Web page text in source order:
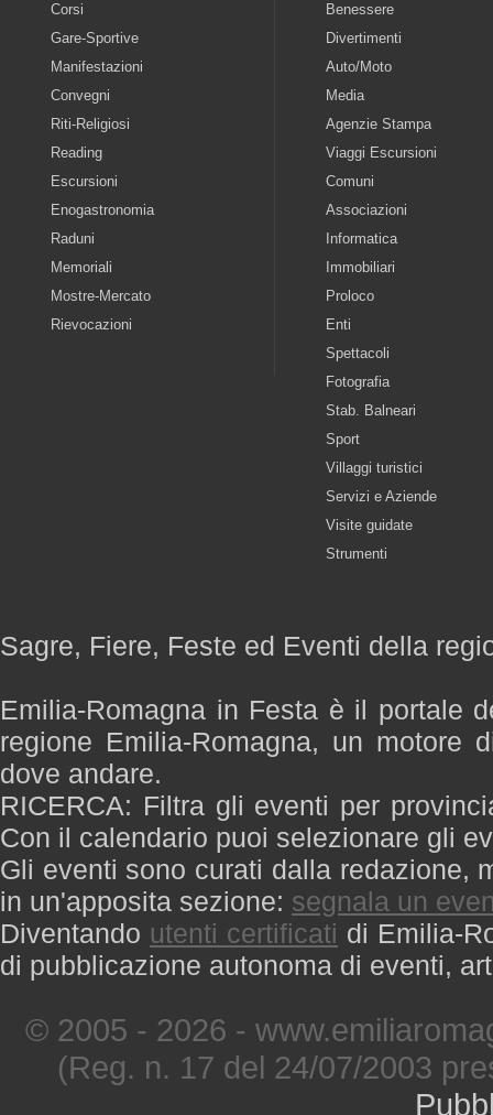
Corsi
Gare-Sportive
Manifestazioni
Convegni
Riti-Religiosi
Reading
Escursioni
Enogastronomia
Raduni
Memoriali
Mostre-Mercato
Rievocazioni
Benessere
Divertimenti
Auto/Moto
Media
Agenzie Stampa
Viaggi Escursioni
Comuni
Associazioni
Informatica
Immobiliari
Proloco
Enti
Spettacoli
Fotografia
Stab. Balneari
Sport
Villaggi turistici
Servizi e Aziende
Visite guidate
Strumenti
Sagre, Fiere, Feste ed Eventi della
Emilia-Romagna in Festa è il portale
regione Emilia-Romagna, un motore
dove andare.
RICERCA: Filtra gli eventi per
Con il calendario puoi selezionare gli
Gli eventi sono curati dalla redazione,
in un'apposita sezione: segnala un
Diventando utenti certificati di Emilia-
di pubblicazione autonoma di eventi,
© 2005 - 2026 -
(Reg. n. 17 del 24/07/2003